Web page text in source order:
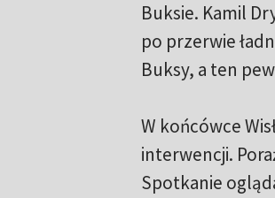
Buksie. Kamil
po przerwie
Buksy, a ten
W końcówce
interwencji.
Spotkanie